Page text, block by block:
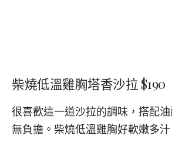
柴燒低溫雞胸塔香沙拉 $190
很喜歡這一道沙拉的調味，搭配
無負擔。柴燒低溫雞胸好軟嫩多汁